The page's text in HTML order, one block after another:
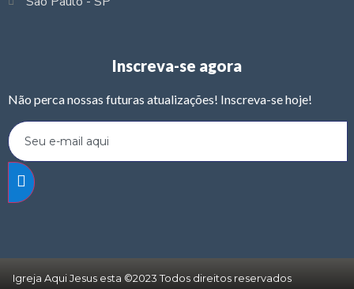
Inscreva-se agora
Não perca nossas futuras atualizações! Inscreva-se hoje!
Igreja Aqui Jesus esta ©2023 Todos direitos reservados